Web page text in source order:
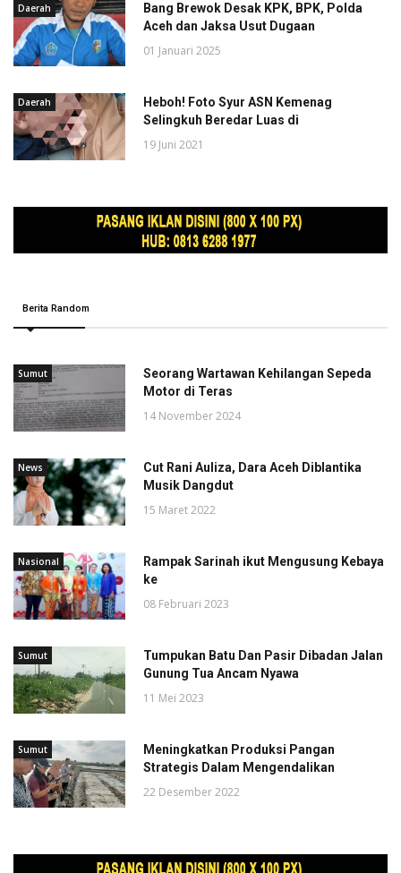
Daerah
Bang Brewok Desak KPK, BPK, Polda
Aceh dan Jaksa Usut Dugaan
01 Januari 2025
Daerah
Heboh! Foto Syur ASN Kemenag
Selingkuh Beredar Luas di
19 Juni 2021
Berita Random
Sumut
Seorang Wartawan Kehilangan Sepeda
Motor di Teras
14 November 2024
News
Cut Rani Auliza, Dara Aceh Diblantika
Musik Dangdut
15 Maret 2022
Nasional
Rampak Sarinah ikut Mengusung Kebaya
ke
08 Februari 2023
Sumut
Tumpukan Batu Dan Pasir Dibadan Jalan
Gunung Tua Ancam Nyawa
11 Mei 2023
Sumut
Meningkatkan Produksi Pangan
Strategis Dalam Mengendalikan
22 Desember 2022